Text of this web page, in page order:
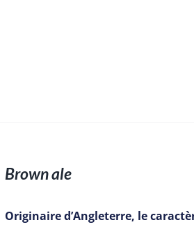
Brown ale
Originaire d’Angleterre, le